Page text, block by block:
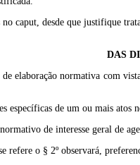
caput, desde que justifique
DAS
elaboração normativa com
específicas de um ou mais atos
de interesse geral de
refere o § 2º observará,